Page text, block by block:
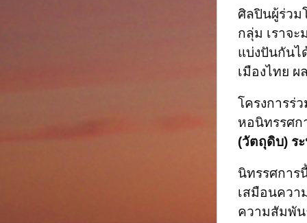
ศิลปินผู้ร่วม
กลุ่ม เราจะ
แบ่งปันกันไ
เมืองไทย
โครงการร่
หอนิทรรศก
(วัตถุดิบ) ร
นิทรรศการ
เสมือนควา
ความสัมพัน